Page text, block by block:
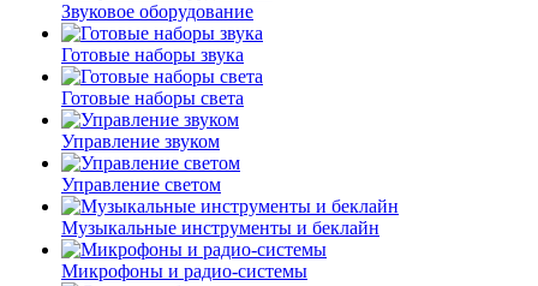
Звуковое оборудование
Готовые наборы звука
Готовые наборы света
Управление звуком
Управление светом
Музыкальные инструменты и беклайн
Микрофоны и радио-системы